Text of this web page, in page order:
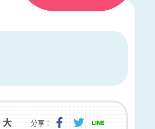
分享：